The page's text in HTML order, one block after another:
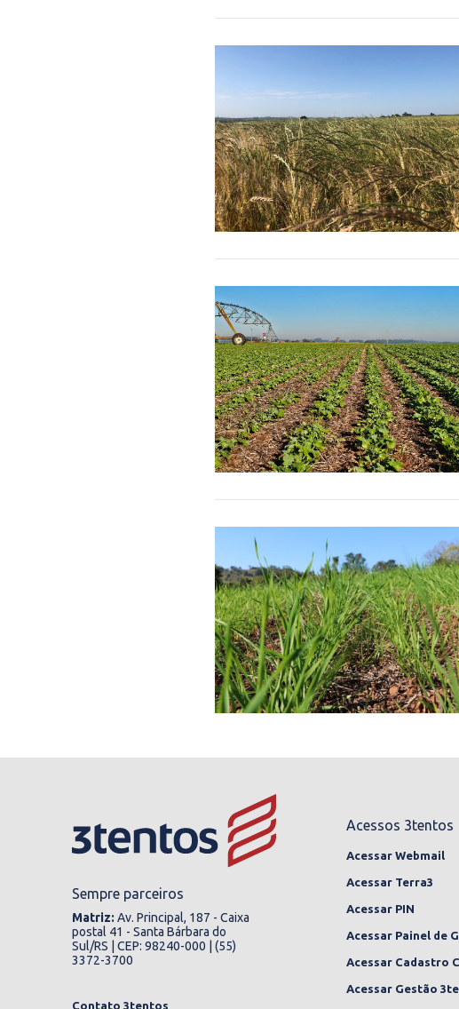
Sempre parceiros
Matriz: Av. Principal, 187 - Caixa
postal 41 - Santa Bárbara do
Sul/RS | CEP: 98240-000 | (55)
3372-3700
Contato 3tentos
Acessos 3tentos
Acessar Webmail
Acessar Terra3
Acessar PIN
Acessar Painel de
Acessar Cadastro
Acessar Gestão